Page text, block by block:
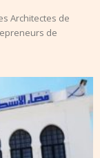
Architectes de
de